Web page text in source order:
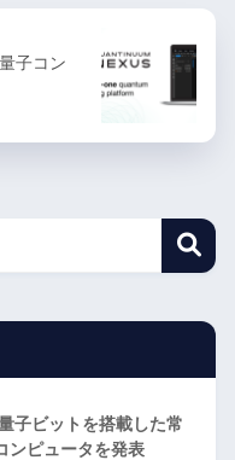
子コン
子ビットを搭載した常
ンピュータを発表